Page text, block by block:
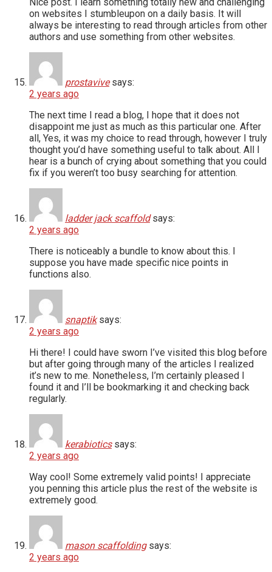
Nice post. I learn something totally new and challenging
on websites I stumbleupon on a daily basis. It will
always be interesting to read through articles from other
authors and use something from other websites.
prostavive says:
2 years ago
The next time I read a blog, I hope that it does not
disappoint me just as much as this particular one. After
all, Yes, it was my choice to read through, however I truly
thought you’d have something useful to talk about. All I
hear is a bunch of crying about something that you could
fix if you weren’t too busy searching for attention.
ladder jack scaffold says:
2 years ago
There is noticeably a bundle to know about this. I
suppose you have made specific nice points in
functions also.
snaptik says:
2 years ago
Hi there! I could have sworn I’ve visited this blog before
but after going through many of the articles I realized
it’s new to me. Nonetheless, I’m certainly pleased I
found it and I’ll be bookmarking it and checking back
regularly.
kerabiotics says:
2 years ago
Way cool! Some extremely valid points! I appreciate
you penning this article plus the rest of the website is
extremely good.
mason scaffolding says:
2 years ago